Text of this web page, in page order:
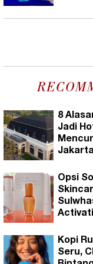
8
Jadi
Opsi
Kopi
Seru,